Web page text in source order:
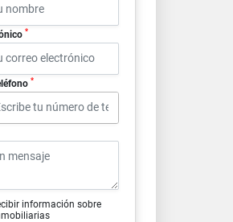
*
*
información sobre